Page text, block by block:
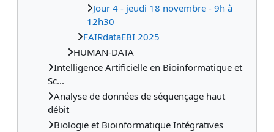
Jour 4 - jeudi 18 novembre - 9h à
12h30
FAIRdataEBI 2025
HUMAN-DATA
Intelligence Artificielle en Bioinformatique et
Sc...
Analyse de données de séquençage haut
débit
Biologie et Bioinformatique Intégratives